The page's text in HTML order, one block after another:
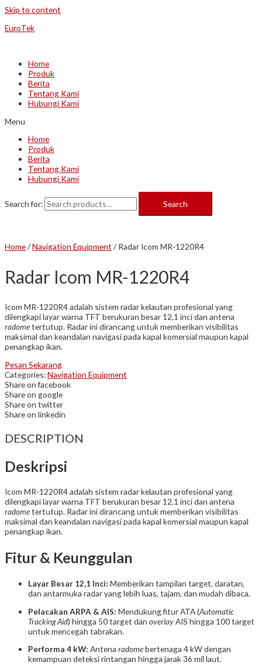
Skip to content
EuroTek
Home
Produk
Berita
Tentang Kami
Hubungi Kami
Menu
Home
Produk
Berita
Tentang Kami
Hubungi Kami
Search for: Search
Home/Navigation Equipment / Radar Icom MR-1220R4
Radar Icom MR-1220R4
Icom MR-1220R4 adalah sistem radar kelautan profesional yang
dilengkapi layar warna TFT berukuran besar 12,1 inci dan antena
radometertutup. Radar ini dirancang untuk memberikan visibilitas
maksimal dan keandalan navigasi pada kapal komersial maupun kapal
penangkap ikan.
Pesan Sekarang
Categories:Navigation Equipment
Share on facebook
Share on google
Share on twitter
Share on linkedin
DESCRIPTION
Deskripsi
Icom MR-1220R4 adalah sistem radar kelautan profesional yang
dilengkapi layar warna TFT berukuran besar 12,1 inci dan antena
radometertutup. Radar ini dirancang untuk memberikan visibilitas
maksimal dan keandalan navigasi pada kapal komersial maupun kapal
penangkap ikan.
Fitur & Keunggulan
Layar Besar 12,1 Inci: Memberikan tampilan target, daratan,
dan antarmuka radar yang lebih luas, tajam, dan mudah dibaca.
Pelacakan ARPA & AIS: Mendukung fitur ATA (Automatic
Tracking Aid) hingga 50 target dan overlayAIS hingga 100 target
untuk mencegah tabrakan.
Performa 4 kW: Antena radomebertenaga 4 kW dengan
kemampuan deteksi rintangan hingga jarak 36 mil laut.